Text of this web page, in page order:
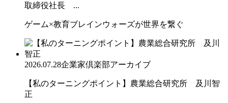
取締役社長 ...
ゲーム×教育ブレインウォーズが世界を繋ぐ
2026.07.28企業家倶楽部アーカイブ
【私のターニングポイント】農業総合研究所 及川智
正